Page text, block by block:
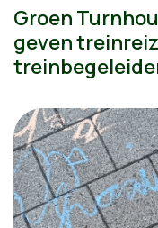
Groen
geven